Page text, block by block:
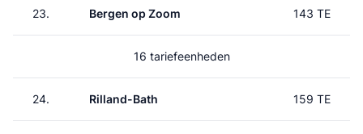
23. Bergen op Zoom 143 TE
16 tariefeenheden
24. Rilland-Bath 159 TE